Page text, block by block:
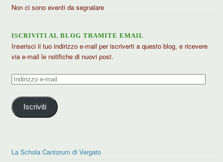
Non ci sono eventi da segnalare
ISCRIVITI AL BLOG TRAMITE EMAIL
Inserisci il tuo indirizzo e-mail per iscriverti a questo blog, e ricevere
via e-mail le notifiche di nuovi post.
Indirizzo
mail
Iscriviti
La Schola Cantorum di Vergato